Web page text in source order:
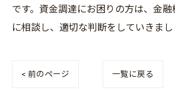
です。資金調達にお困りの方は、金
に相談し、適切な判断をしていきまし
< 前のページ 一覧に戻る